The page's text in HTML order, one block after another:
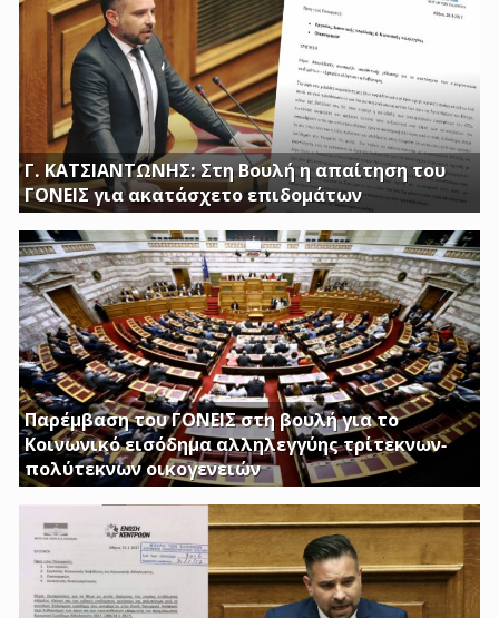
Γ. ΚΑΤΣΙΑΝΤΩΝΗΣ: Στη Βουλή η απαίτηση του
ΓΟΝΕΙΣ για ακατάσχετο επιδομάτων
ΕΡΩΤΗΣΗ ΤΟΥ ΒΟΥΛΕΥΤΗ ΓΙΩΡΓΟΥ ΚΑΤΣΙΑΝΤΩΝΗ
Παρέμβαση του ΓΟΝΕΙΣ στη βουλή για το
Κοινωνικό εισόδημα αλληλεγγύης τρίτεκνων-
πολύτεκνων οικογενειών
Απαιτούμε να εξαιρεθούν τα επιδόματα Στήριξης
Τέκνων, καθώς και το Ειδικό Επίδομα Στήριξης σε
Τρίτεκνες – Πολύτεκνες οικογένειες από τα εισοδηματικά
κριτήρια όπως αυτά καθορίζονται με το υπ’ αριθμ. 128/24-
1-2017 ΦΕΚ